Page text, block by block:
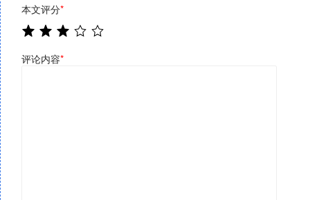
本文评分*
评论内容*